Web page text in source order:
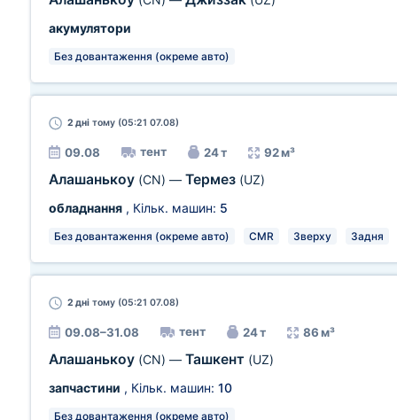
акумулятори
Без довантаження (окреме авто)
2 дні тому (05:21 07.08)
09.08 тент 24 т 92 м³
Алашанькоу (CN) — Термез (UZ)
обладнання , Кільк. машин: 5
Без довантаження (окреме авто) CMR Зверху Задня
2 дні тому (05:21 07.08)
09.08–31.08 тент 24 т 86 м³
Алашанькоу (CN) — Ташкент (UZ)
запчастини , Кільк. машин: 10
Без довантаження (окреме авто)